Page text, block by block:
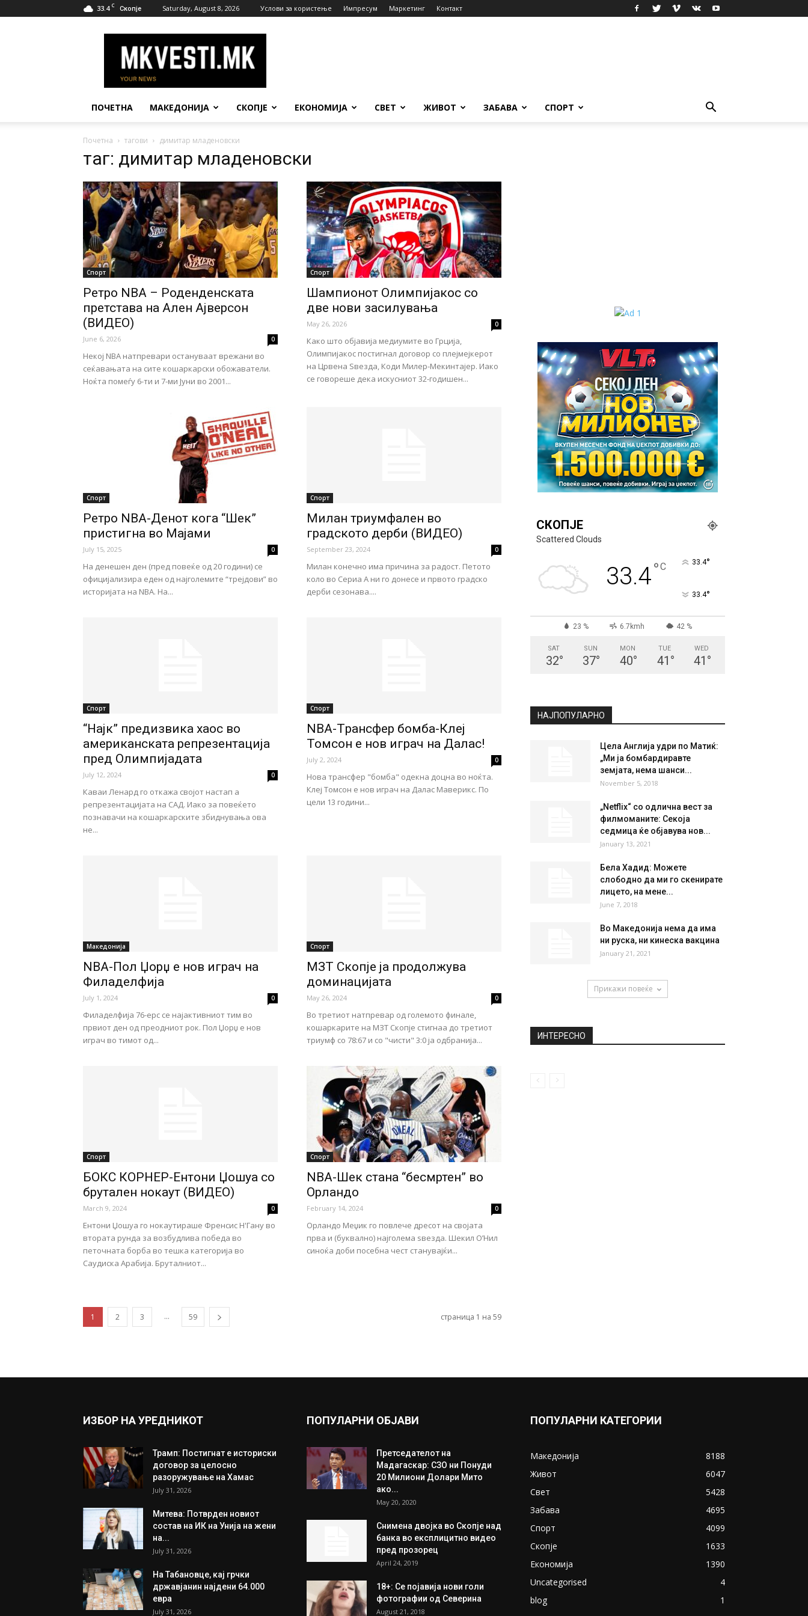
33.4 C Скопје Saturday, August 8, 2026 Услови за користење Импресум Маркетинг Контакт
Вести
ПОЧЕТНА МАКЕДОНИЈА СКОПЈЕ ЕКОНОМИЈА СВЕТ ЖИВОТ ЗАБАВА СПОРТ
Почетна тагови димитар младеновски
таг: димитар младеновски
Спорт
Ретро NBA – Роденденската
претстава на Ален Ајверсон
(ВИДЕО)
June 6, 2026 0
Некој NBA натпревари остануваат врежани во
сеќавањата на сите кошаркарски обожаватели.
Ноќта помеѓу 6-ти и 7-ми Јуни во 2001...
Спорт
Шампионот Олимпијакос со
две нови засилувања
May 26, 2026 0
Како што објавија медиумите во Грција,
Олимпијакос постигнал договор со плејмејкерот
на Црвена Ѕвезда, Коди Милер-Мекинтајер. Иако
се говореше дека искусниот 32-годишен...
Спорт
Ретро NBA-Денот кога “Шек”
пристигна во Мајами
July 15, 2025 0
На денешен ден (пред повеќе од 20 години) се
официјализира еден од најголемите “трејдови” во
историјата на NBA. На...
Спорт
Милан триумфален во
градското дерби (ВИДЕО)
September 23, 2024 0
Милан конечно има причина за радост. Петото
коло во Сериа А ни го донесе и првото градско
дерби сезонава....
Спорт
“Најк” предизвика хаос во
американската репрезентација
пред Олимпијадата
July 12, 2024 0
Каваи Ленард го откажа својот настап а
репрезентацијата на САД. Иако за повеќето
познавачи на кошаркарските збиднувања ова
не...
Спорт
NBA-Tрансфер бомба-Клеј
Томсон е нов играч на Далас!
July 2, 2024 0
Нова трансфер "бомба" одекна доцна во ноќта.
Клеј Томсон е нов играч на Далас Маверикс. По
цели 13 години...
Македонија
NBA-Пол Џорџ е нов играч на
Филаделфија
July 1, 2024 0
Филаделфија 76-ерс се најактивниот тим во
првиот ден од преодниот рок. Пол Џорџ е нов
играч во тимот од...
Спорт
МЗТ Скопје ја продолжува
доминацијата
May 26, 2024 0
Во третиот натпревар од големото финале,
кошаркарите на МЗТ Скопје стигнаа до третиот
триумф со 78:67 и со "чисти" 3:0 ја одбранија...
Спорт
БОКС КОРНЕР-Ентони Џошуа со
брутален нокаут (ВИДЕО)
March 9, 2024 0
Ентони Џошуа го нокаутираше Френсис Н'Гану во
втората рунда за возбудлива победа во
петочната борба во тешка категорија во
Саудиска Арабија. Бруталниот...
Спорт
NBA-Шек стана “бесмртен” во
Орландо
February 14, 2024 0
Орландо Меџик го повлече дресот на својата
прва и (буквално) најголема ѕвезда. Шекил O’Нил
синоќа доби посебна чест станувајќи...
1 2 3 ... 59 страница 1 на 59
СКОПЈЕ
33.4
6.7kmh 42 %
40 ° 41° 41°
Цела Англија удри по Матиќ:
„Ми ја бомбардиравте
земјата, нема шанси...
November 5, 2018
„Netflix“ со одлична вест за
филмоманите: Секоја
January 13, 2021
June 7, 2018
ИЗБОР НА УРЕДНИКОТ
Трамп: Постигнат е историски
договор за целосно
разоружување на Хамас
July 31, 2026
Митева: Потврден новиот
состав на ИК на Унија на жени
на...
July 31, 2026
На Табановце, кај грчки
државјанин најдени 64.000
евра
July 31, 2026
ПОПУЛАРНИ ОБЈАВИ
Претседателот на
Мадагаскар: СЗО ни Понуди
20 Милиони Долари Мито
ако...
May 20, 2020
Снимена двојка во Скопје над
банка во експлицитно видео
пред прозорец
April 24, 2019
18+: Се појавија нови голи
фотографии од Северина
August 21, 2018
ПОПУЛАРНИ КАТЕГОРИИ
Македонија
8188
Живот
6047
Свет
5428
Забава
4695
Спорт
4099
Скопје
1633
Економија
1390
Uncategorised
4
blog
1